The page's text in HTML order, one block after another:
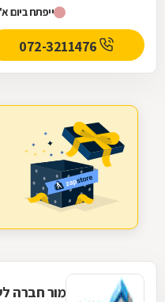
ייפתח ביום א'
מור חברה